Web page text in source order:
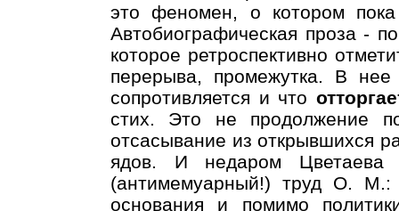
это феномен, о котором
Автобиографическая проза -
которое ретроспективно
перерыва, промежутка. В
сопротивляется и что
стих. Это не продолжение
отсасывание из открывшихся
ядов. И недаром Цветаева
(антимемуарный!) труд О.
основания и помимо